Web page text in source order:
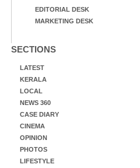
EDITORIAL DESK
MARKETING DESK
SECTIONS
LATEST
KERALA
LOCAL
NEWS 360
CASE DIARY
CINEMA
OPINION
PHOTOS
LIFESTYLE